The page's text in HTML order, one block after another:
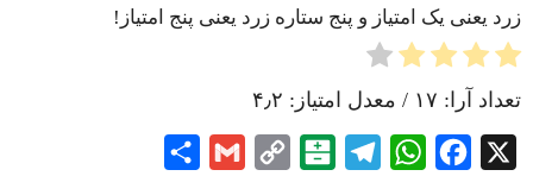
زرد یعنی یک امتیاز و پنج ستاره زرد یعنی پنج امتیاز!
تعداد آرا: ۱۷ / معدل امتیاز: ۴٫۲
X
Facebook
WhatsApp
Telegram
Balatarin
Copy
Gmail